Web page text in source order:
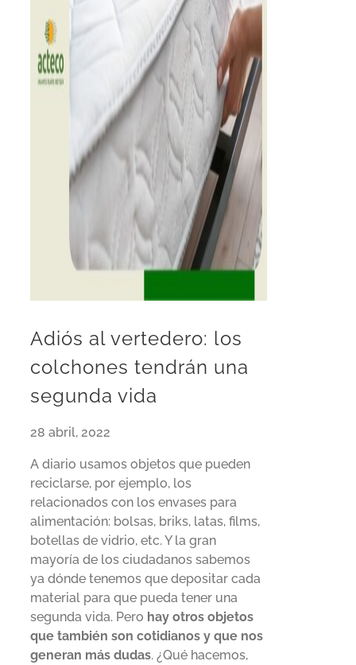
Adiós al vertedero: los
colchones tendrán una
segunda vida
28 abril, 2022
A diario usamos objetos que pueden
reciclarse, por ejemplo, los
relacionados con los envases para
alimentación: bolsas, briks, latas, films,
botellas de vidrio, etc. Y la gran
mayoría de los ciudadanos sabemos
ya dónde tenemos que depositar cada
material para que pueda tener una
segunda vida. Pero hay otros objetos
que también son cotidianos y que nos
generan más dudas. ¿Qué hacemos,